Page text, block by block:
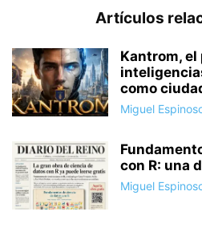
Artículos
Kantrom,
como
Miguel
con R: una
Miguel